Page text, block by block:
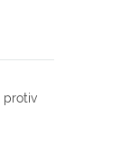
protiv